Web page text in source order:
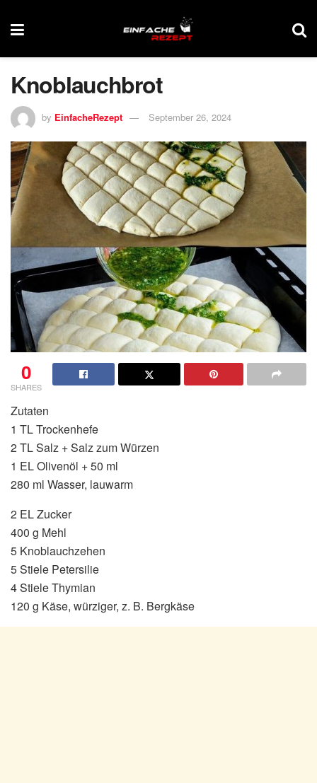
Knoblauchbrot
by EinfacheRezept September 26, 2024
0
SHARES
Zutaten
1 TL Trockenhefe
2 TL Salz + Salz zum Würzen
1 EL Olivenöl + 50 ml
280 ml Wasser, lauwarm
2 EL Zucker
400 g Mehl
5 Knoblauchzehen
5 Stiele Petersilie
4 Stiele Thymian
120 g Käse, würziger, z. B. Bergkäse